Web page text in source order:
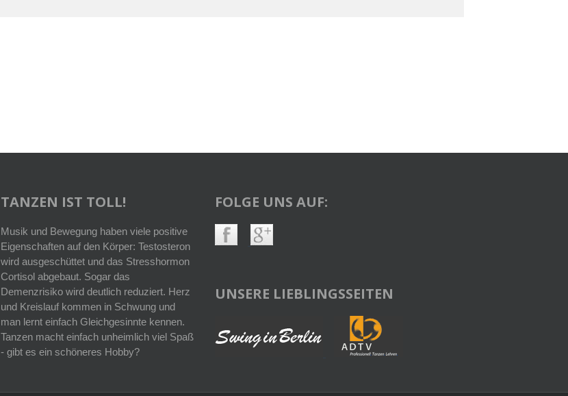
TANZEN IST TOLL!
Musik und Bewegung haben viele positive
Eigenschaften auf den Körper: Testosteron
wird ausgeschüttet und das Stresshormon
Cortisol abgebaut. Sogar das
Demenzrisiko wird deutlich reduziert. Herz
und Kreislauf kommen in Schwung und
man lernt einfach Gleichgesinnte kennen.
Tanzen macht einfach unheimlich viel Spaß
- gibt es ein schöneres Hobby?
FOLGE UNS AUF:
UNSERE LIEBLINGSSEITEN